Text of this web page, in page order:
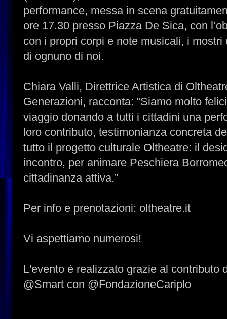
performance, messa in scena
ore 17.30 presso Piazza De Sica, con
con i propri corpi e note musicali, i
di ognuno di noi.
Chiara Valli, Direttrice Artistica di
Generazioni, racconta: “Siamo molto
viaggio donando a tutti i cittadini una
loro contributo, testimonianza concreta
tutto il progetto culturale Oltheatre: il
incontro, per animare Peschiera
cittadinanza attiva.”
Per info e prenotazioni: oltheatre.it
Vi aspettiamo numerosi!
L'evento è realizzato grazie al contributo
@Smart con @FondazioneCariplo